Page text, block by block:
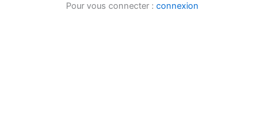
Pour vous connecter : connexion